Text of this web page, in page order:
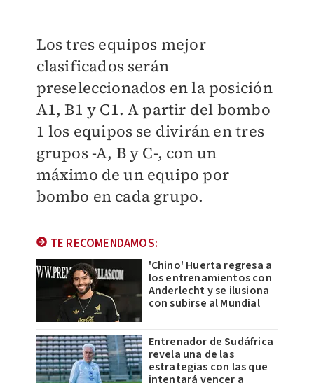
Los tres equipos mejor
clasificados serán
preseleccionados en la posición
A1, B1 y C1. A partir del bombo
1 los equipos se divirán en tres
grupos -A, B y C-, con un
máximo de un equipo por
bombo en cada grupo.
TE RECOMENDAMOS:
'Chino' Huerta regresa a
los entrenamientos con
Anderlecht y se ilusiona
con subirse al Mundial
Entrenador de Sudáfrica
revela una de las
estrategias con las que
intentará vencer a